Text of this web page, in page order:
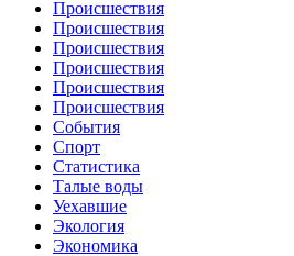
Происшествия
Происшествия
Происшествия
Происшествия
Происшествия
Происшествия
События
Спорт
Статистика
Талые воды
Уехавшие
Экология
Экономика